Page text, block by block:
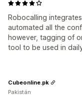
Robocalling
automated all the
however, tagging of
tool to be used in
Cubeonline.pk
Pakistán